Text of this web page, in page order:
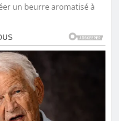
un beurre aromatisé à